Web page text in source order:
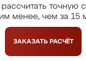
точную
менее, чем за 15
ЗАКАЗАТЬ РАСЧЁТ